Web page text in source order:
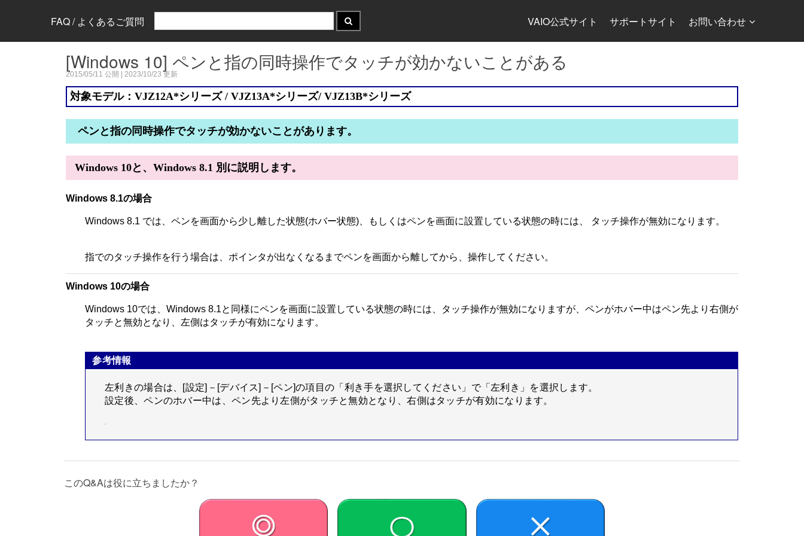
FAQ / よくあるご質問 VAIO公式サイト サポートサイト お問い合わせ
[Windows 10] ペンと指の同時操作でタッチが効かないことがある
2015/05/11 公開 | 2023/10/23 更新
対象モデル：VJZ12A*シリーズ / VJZ13A*シリーズ/ VJZ13B*シリーズ
ペンと指の同時操作でタッチが効かないことがあります。
Windows 10と、Windows 8.1 別に説明します。
Windows 8.1の場合
Windows 8.1 では、ペンを画面から少し離した状態(ホバー状態)、もしくはペンを画面に設置している状態の時には、 タッチ操作が無効になります。
指でのタッチ操作を行う場合は、ポインタが出なくなるまでペンを画面から離してから、操作してください。
Windows 10の場合
Windows 10では、Windows 8.1と同様にペンを画面に設置している状態の時には、タッチ操作が無効になりますが、ペンがホバー中はペン先より右側が
タッチと無効となり、左側はタッチが有効になります。
参考情報
左利きの場合は、[設定]－[デバイス]－[ペン]の項目の「利き手を選択してください」で「左利き」を選択します。
設定後、ペンのホバー中は、ペン先より左側がタッチと無効となり、右側はタッチが有効になります。
このQ&Aは役に立ちましたか？